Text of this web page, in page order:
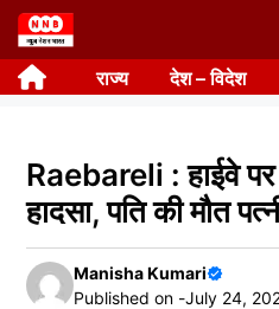
Skip
to
content राज्य देश – विदेश
Raebareli : हाईवे
हादसा, पति की मौत
Manisha Kumari
Published on -July 24,